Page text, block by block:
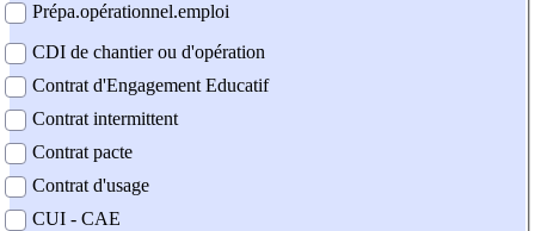
Prépa.opérationnel.emploi
CDI de chantier ou d'opération
Contrat d'Engagement Educatif
Contrat intermittent
Contrat pacte
Contrat d'usage
CUI - CAE